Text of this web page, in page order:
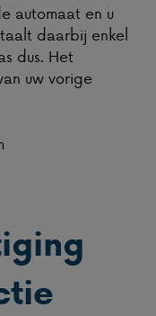
automaat en u
daarbij enkel
dus. Het
uw vorige